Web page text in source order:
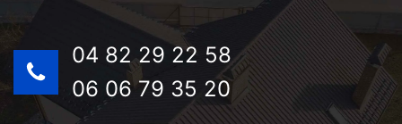
04 82 29 22 58
06 06 79 35 20